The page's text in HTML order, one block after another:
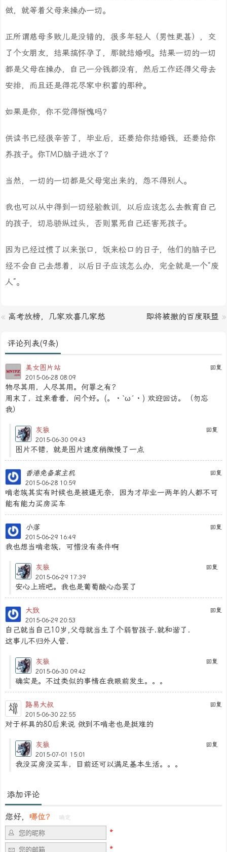
做，就等着父母来操办一切。
正所谓慈母多败儿是没错的，很多年轻人（男性更甚），交
了个女朋友，结果搞怀孕了，那就结婚呗。结果一切的一切
都是父母在操办，自己一分钱都没有，然后工作还得父母去
安排，而且还是得花尽家中积蓄的那种。
如果是你，你不觉得惭愧吗？
供读书已经很辛苦了，毕业后，还要给你结婚钱，还要给你
养孩子。你TMD脑子进水了？
当然，一切的一切都是父母宠出来的，怨不得别人。
我也可以从中得到一切经验教训，以后应该怎么去教育自己
的孩子，切忌骄纵过头，否则累死自己还害死孩子。
因为已经过惯了以来张口，饭来松口的日子，他们的脑子已
经不会自己去想着，以后日子应该怎么办，完全就是一个“废
人”。
« 高考放榜，几家欢喜几家愁 即将被撤的百度联盟 »
评论列表(9条)
回复
美女图片站
2015-06-28 08:09
物尽其用，人尽其用。何罪之有？
周末了，过来看看，问个好。(。・`ω´・) 欢迎回访。（勿忘
我）
回复
灰狼
2015-06-30 09:43
图片不错，就是图片速度稍微慢了一点
回复
香港免备案主机
2015-06-28 10:59
啃老族其实有时候也是被逼无奈，因为才毕业一两年的人都不可
能有能力买房买车
回复
小落
2015-06-29 16:49
我也想当啃老族，可惜没有条件啊
回复
灰狼
2015-06-29 17:39
安心上班吧。我也是葡萄酸心态罢了
回复
大致
2015-06-29 20:53
自己就当自己10岁,父母就当生了个弱智孩子.就和谐了.
这事儿不归外人管.
回复
灰狼
2015-06-30 09:42
确实是。不过类似的事情在我眼前发生。。。
回复
路易大叔
2015-06-30 22:55
对于杯具的80后来说 做到不啃老也是挺难的
回复
灰狼
2015-07-01 15:01
我没买房没买车，目前还可以满足基本生活。。。
添加评论
您好， 哪位？ 确定